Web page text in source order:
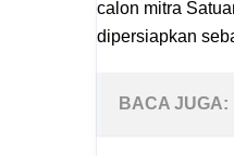
calon mitra
dipersiapkan
BACA JUGA: